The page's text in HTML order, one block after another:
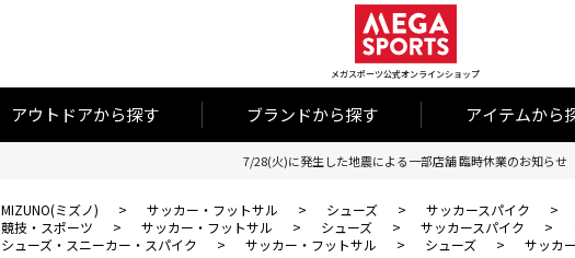
メガスポーツ公式オンラインショップ
アウトドアから探す ブランドから探す アイテムから
7/28(火)に発生した地震による一部店舗 臨時休業のお知らせ
MIZUNO(ミズノ) > サッカー・フットサル > シューズ > サッカースパイク >
競技・スポーツ > サッカー・フットサル > シューズ > サッカースパイク >
シューズ・スニーカー・スパイク > サッカー・フットサル > シューズ > サッカ